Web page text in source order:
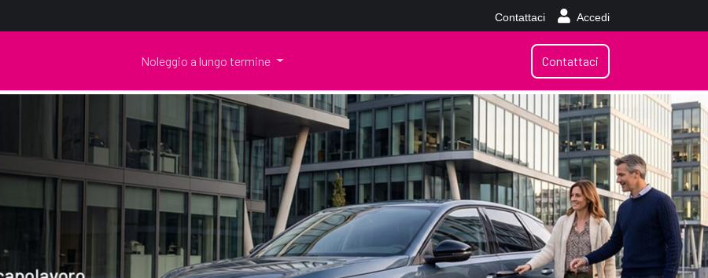
Accedi
Contattaci
Noleggio a lungo termine Contattaci